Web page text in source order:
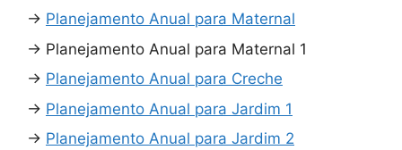
→ Planejamento Anual para Maternal
→ Planejamento Anual para Maternal 1
→ Planejamento Anual para Creche
→ Planejamento Anual para Jardim 1
→ Planejamento Anual para Jardim 2